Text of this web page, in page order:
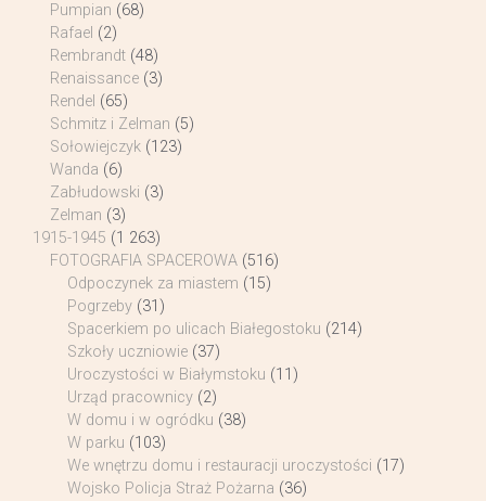
Pumpian (68)
Rafael (2)
Rembrandt (48)
Renaissance (3)
Rendel (65)
Schmitz i Zelman (5)
Sołowiejczyk (123)
Wanda (6)
Zabłudowski (3)
Zelman (3)
1915-1945 (1 263)
FOTOGRAFIA SPACEROWA (516)
Odpoczynek za miastem (15)
Pogrzeby (31)
Spacerkiem po ulicach Białegostoku (214)
Szkoły uczniowie (37)
Uroczystości w Białymstoku (11)
Urząd pracownicy (2)
W domu i w ogródku (38)
W parku (103)
We wnętrzu domu i restauracji uroczystości (17)
Wojsko Policja Straż Pożarna (36)